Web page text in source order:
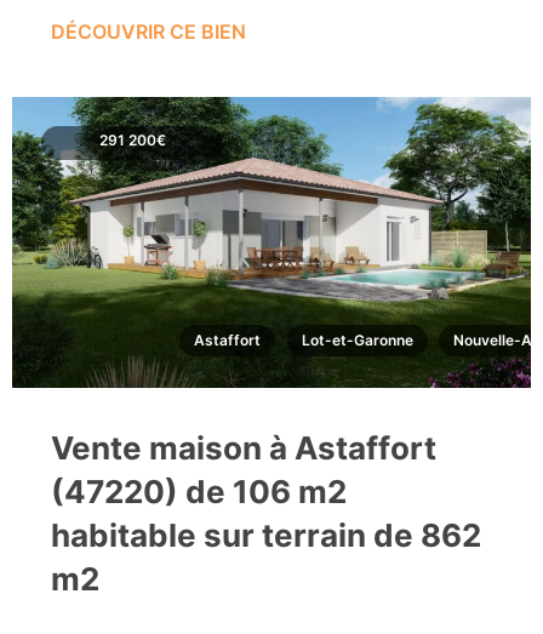
DÉCOUVRIR CE BIEN
291 200€
Astaffort Lot-et-Garonne Nouvelle-
Vente maison à Astaffort
(47220) de 106 m2
habitable sur terrain de 862
m2